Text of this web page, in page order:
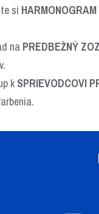
si
na PREDBEŽNÝ
k SPRIEVODCOVI